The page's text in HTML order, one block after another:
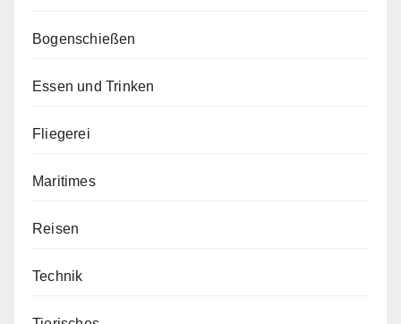
Bogenschießen
Essen und Trinken
Fliegerei
Maritimes
Reisen
Technik